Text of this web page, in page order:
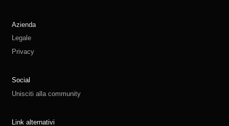
Azienda
Legale
Privacy
Social
Unisciti alla community
Link alternativi